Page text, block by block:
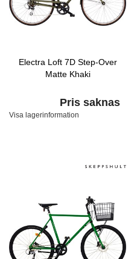
Electra Loft 7D Step-Over
Matte Khaki
Pris saknas
Visa lagerinformation